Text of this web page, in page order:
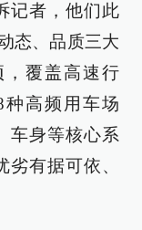
记者，他们此
态、品质三大
覆盖高速行
高频用车场
车身等核心系
有据可依、